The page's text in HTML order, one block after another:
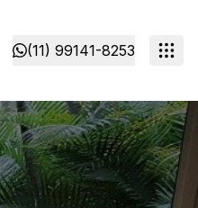
(11) 99141-8253